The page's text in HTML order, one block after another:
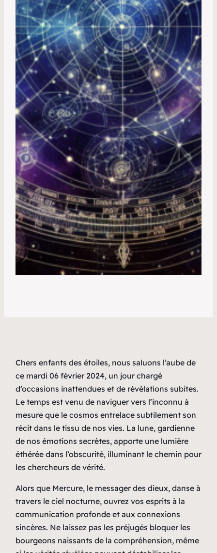
Chers enfants des étoiles, nous saluons l’aube de
ce mardi 06 février 2024, un jour chargé
d’occasions inattendues et de révélations subites.
Le temps est venu de naviguer vers l’inconnu à
mesure que le cosmos entrelace subtilement son
récit dans le tissu de nos vies. La lune, gardienne
de nos émotions secrètes, apporte une lumière
éthérée dans l’obscurité, illuminant le chemin pour
les chercheurs de vérité.
Alors que Mercure, le messager des dieux, danse à
travers le ciel nocturne, ouvrez vos esprits à la
communication profonde et aux connexions
sincères. Ne laissez pas les préjugés bloquer les
bourgeons naissants de la compréhension, même